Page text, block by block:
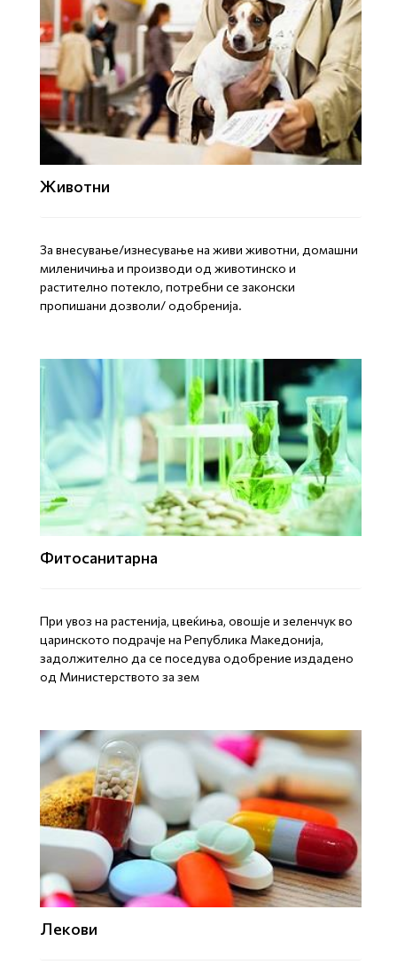
Животни
За внесување/изнесување на живи животни, домашни
миленичиња и производи од животинско и
растително потекло, потребни се законски
пропишани дозволи/ одобренија.
Фитосанитарна
При увоз на растенија, цвеќиња, овошје и зеленчук во
царинското подрачје на Република Македонија,
задолжително да се поседува одобрение издадено
од Министерството за зем
Лекови